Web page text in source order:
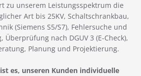
zu unserem Leistungsspektrum die
Art bis 25KV, Schaltschrankbau,
(Siemens S5/S7), Fehlersuche und
Überprüfung nach DGUV 3 (E-Check),
Planung und Projektierung.
es, unseren Kunden individuelle